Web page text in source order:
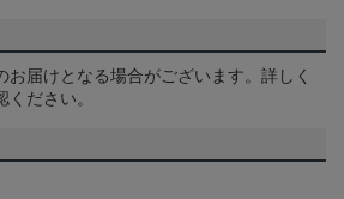
お届けとなる場合がございます。詳しく
ください。